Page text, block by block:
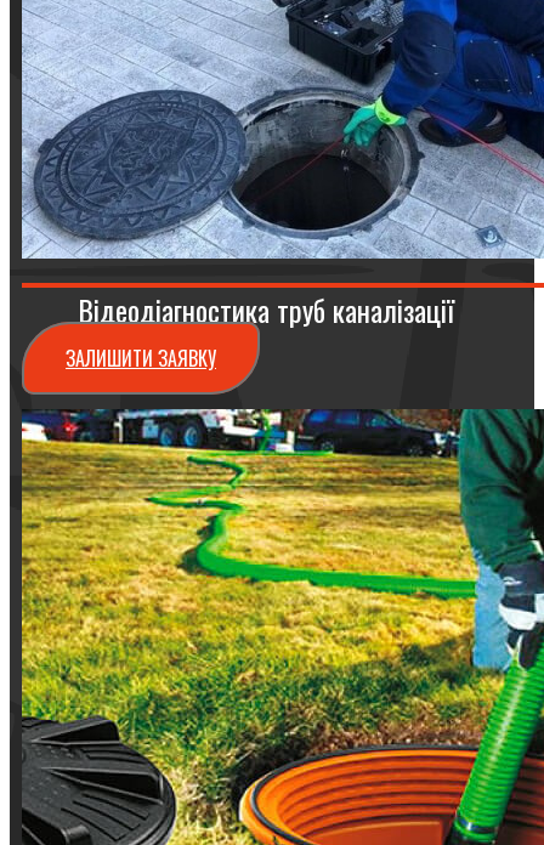
Відеодіагностика труб каналізації
ЗАЛИШИТИ ЗАЯВКУ